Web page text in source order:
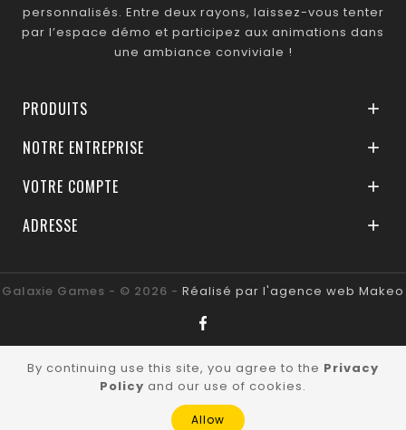
personnalisés. Entre deux rayons, laissez-vous tenter
par l’espace démo et participez aux animations dans
une ambiance conviviale !
PRODUITS 
NOTRE ENTREPRISE 
VOTRE COMPTE 
ADRESSE 
Galaxie Games - © 2026 - Réalisé par l'agence web Makeo
By continuing use this site, you agree to the Privacy
Policy and our use of cookies.
Allow